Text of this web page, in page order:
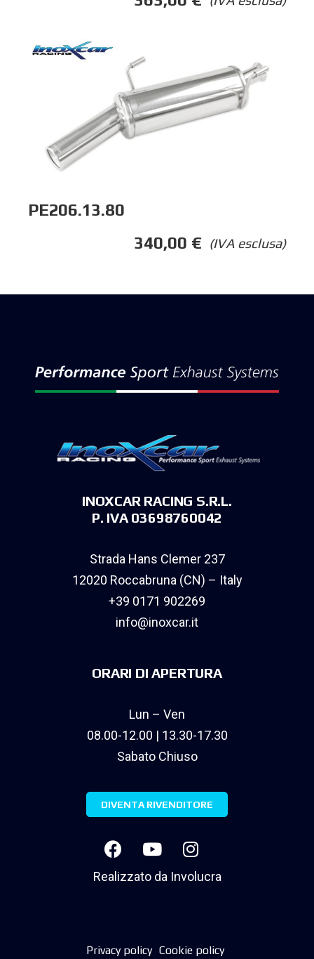
PE206.13.80
(IVA esclusa)
340,00 €
INOXCAR RACING S.R.L.
P. IVA 03698760042
Strada Hans Clemer 237
12020 Roccabruna (CN) – Italy
+39 0171 902269
info@inoxcar.it
ORARI DI APERTURA
Lun – Ven
08.00-12.00 | 13.30-17.30
Sabato Chiuso
DIVENTA RIVENDITORE
Realizzato da Involucra
Privacy policy Cookie policy